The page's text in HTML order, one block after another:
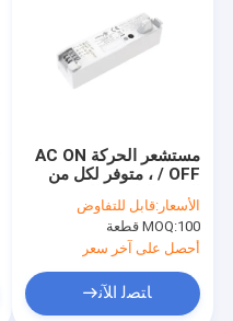
مستشعر الحركة AC ON
/ OFF ، متوفر لكل من
الضوء الثلاثي والضوء
السقف
الأسعار:قابل للتفاوض
MOQ:100 قطعة
أحصل على آخر سعر
ﺎﺘﺼﻟ ﺍﻶﻧ